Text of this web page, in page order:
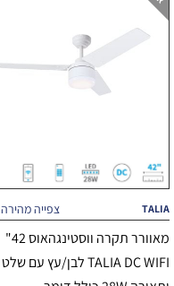
צפייה מהירה TALIA
מאוורר תקרה ווסטינגהאוס 42"
TALIA DC WIFI לבן/עץ עם שלט